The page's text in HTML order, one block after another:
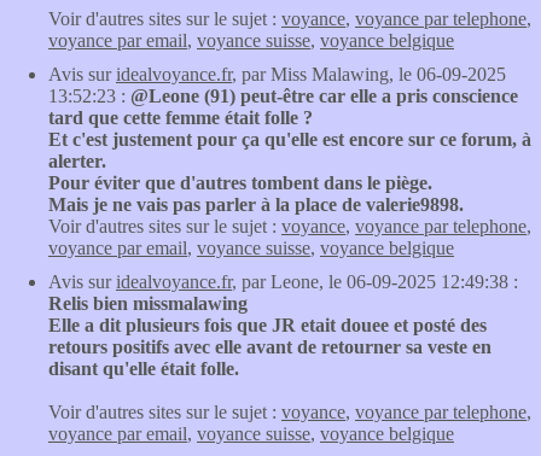
Voir d'autres sites sur le sujet : voyance, voyance par telephone,
voyance par email, voyance suisse, voyance belgique
Avis suridealvoyance.fr, par Miss Malawing, le 06-09-2025
13:52:23 : @Leone (91) peut-être car elle a pris conscience
tard que cette femme était folle ?
Et c'est justement pour ça qu'elle est encore sur ce forum, à
alerter.
Pour éviter que d'autres tombent dans le piège.
Mais je ne vais pas parler à la place de valerie9898.
Voir d'autres sites sur le sujet : voyance, voyance par telephone,
voyance par email, voyance suisse, voyance belgique
Avis suridealvoyance.fr, par Leone, le 06-09-2025 12:49:38 :
Relis bien missmalawing
Elle a dit plusieurs fois que JR etait douee et posté des
retours positifs avec elle avant de retourner sa veste en
disant qu'elle était folle.
Voir d'autres sites sur le sujet : voyance, voyance par telephone,
voyance par email, voyance suisse, voyance belgique